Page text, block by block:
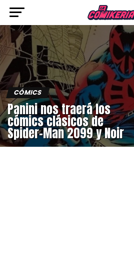
CÓMICS
Panini nos traerá los
cómics clásicos de
Spider-Man 2099 y Noir